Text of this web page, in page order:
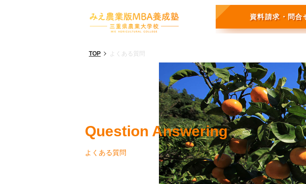
資料請求・問合
TOP よくある質問
Question Answering
よくある質問